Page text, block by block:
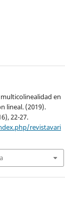
en
lineal. (2019).
22-27.
revistavari